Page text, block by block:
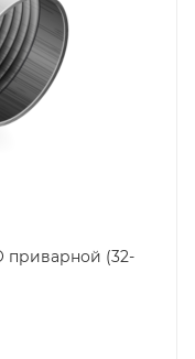
приварной (32-